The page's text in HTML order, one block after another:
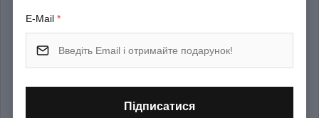
E-Mail *
Підписатися